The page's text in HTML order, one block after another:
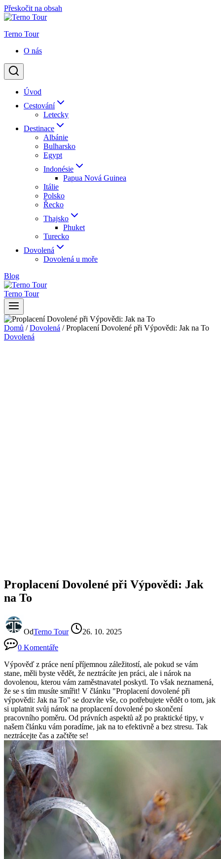
Přeskočit na obsah
Terno Tour
O nás
Úvod
Cestování
Letecky
Destinace
Albánie
Bulharsko
Egypt
Indonésie
Papua Nová Guinea
Itálie
Polsko
Řecko
Thajsko
Phuket
Turecko
Dovolená
Dovolená u moře
Blog
Terno Tour
Domů / Dovolená / Proplacení Dovolené při Výpovědi: Jak na To
Dovolená
Proplacení Dovolené při Výpovědi: Jak
na To
OdTerno Tour
26. 10. 2025
0 Komentáře
Výpověď z práce není příjemnou záležitostí, ale pokud se vám
stane, měli byste vědět, že neztrácíte jen práci, ale i nárok na
dovolenou, kterou vám zaměstnavatel poskytl. To však neznamená,
že se‌ s tím musíte smířit! V článku "Proplacení dovolené při
výpovědi: ‌Jak na To" se dozvíte vše, co ‍potřebujete vědět o tom, jak
si uplatnit svůj nárok na proplacení‍ dovolené po skončení
pracovního poměru. Od právních ⁤aspektů až po praktické ⁢tipy, v
našem článku‌ vám ‌poradíme, ⁤jak na to efektivně ⁢a bez stresu. Tak
neztrácejte čas a začtěte‌ se!